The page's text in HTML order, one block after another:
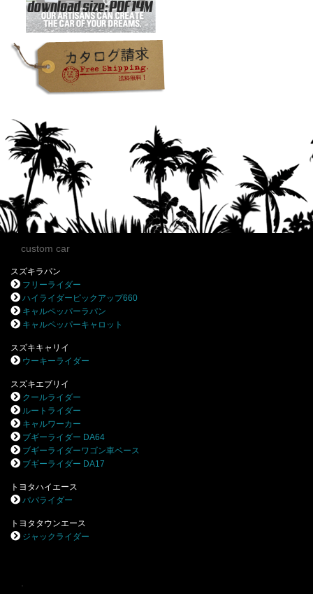
custom car
スズキラパン
フリーライダー
ハイライダーピックアップ660
キャルペッパーラパン
キャルペッパーキャロット
スズキキャリイ
ウーキーライダー
スズキエブリイ
クールライダー
ルートライダー
キャルワーカー
ブギーライダー DA64
ブギーライダーワゴン車ベース
ブギーライダー DA17
トヨタハイエース
パパライダー
トヨタタウンエース
ジャックライダー